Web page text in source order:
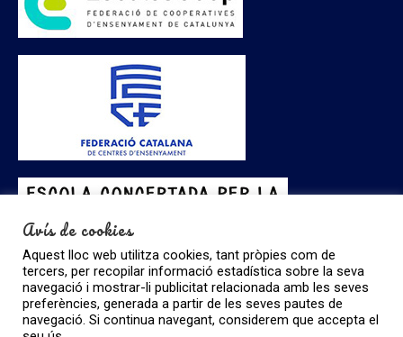
Avís de cookies
Aquest lloc web utilitza cookies, tant pròpies com de
tercers, per recopilar informació estadística sobre la seva
navegació i mostrar-li publicitat relacionada amb les seves
preferències, generada a partir de les seves pautes de
navegació. Si continua navegant, considerem que accepta el